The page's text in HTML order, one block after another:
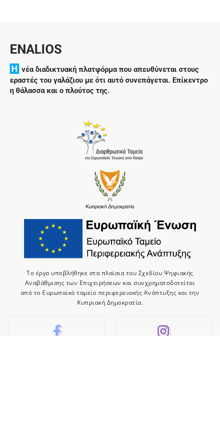
ENALIOS
H νέα διαδικτυακή πλατφόρμα που απευθύνεται στους
εραστές του γαλάζιου με ότι αυτό συνεπάγεται. Επίκεντρο
η θάλασσα και ο πλούτος της.
Το έργο υποβλήθηκε στα πλαίσια του Σχεδίου Ψηφιακής
Αναβάθμισης των Επιχειρήσεων και συνχρηματοδοτείται
από το Ευρωπαϊκό ταμείο περιφερειακής Ανάπτυξης και την
Κυπριακή Δημοκρατία.